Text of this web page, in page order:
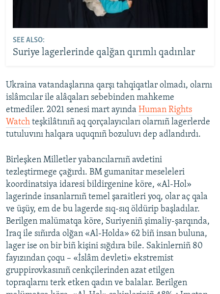
SEE ALSO:
Suriye lagerlerinde qalğan qırımlı qadınlar
Ukraina vatandaşlarına qarşı tahqiqatlar olmadı, olarnı
islâmcılar ile alâqaları sebebinden mahkeme
etmediler. 2021 senesi mart ayında Human Rights
Watch teşkilâtınıñ aq qorçalayıcıları olarnıñ lagerlerde
tutuluvını halqara uquqnıñ bozuluvı dep adlandırdı.
Birleşken Milletler yabancılarnıñ avdetini
tezleştirmege çağırdı. BM gumanitar meseleleri
koordinatsiya idaresi bildirgenine köre, «Al-Hol»
lagerinde insanlarnıñ temel şaraitleri yoq, olar aç qala
ve üşüy, em de bu lagerde sıq-sıq öldürip başladılar.
Berilgen malümatqa köre, Suriyeniñ şimaliy-şarqında,
Iraq ile sıñırda olğan «Al-Holda» 62 biñ insan buluna,
lager ise on bir biñ kişini sığdıra bile. Sakinlerniñ 80
fayızından çoqu – «İslâm devleti» ekstremist
gruppirovkasınıñ cenkçilerinden azat etilgen
topraqlarnı terk etken qadın ve balalar. Berilgen